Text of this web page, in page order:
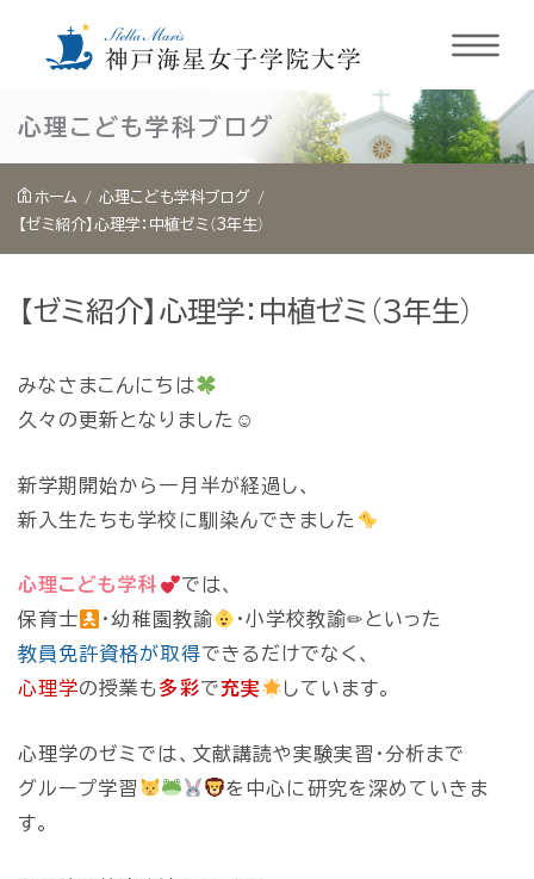
キ
心理こども学科ブログ
ホーム
心理こども学科ブログ
【ゼミ紹介】心理学：中植ゼミ（3年生）
【ゼミ紹介】心理学：中植ゼミ（3年生）
みなさまこんにちは
久々の更新となりました☺
新学期開始から一月半が経過し、
新入生たちも学校に馴染んできました
心理こども学科
では、
保育士
・幼稚園教諭
・小学校教諭✏といった
教員免許資格が取得できるだけでなく、
心理学の授業も多彩で充実 しています。
心理学のゼミでは、文献講読や実験実習・分析まで
グループ学習
を中心に研究を深めていきま
す。